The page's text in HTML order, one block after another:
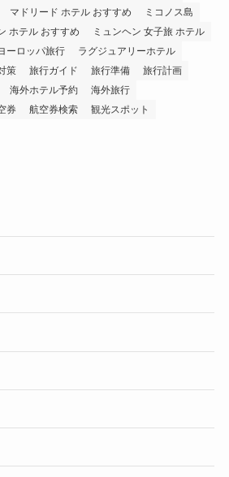
マドリード ホテル おすすめ
ミコノス島
ホテル おすすめ
ミュンヘン 女子旅 ホテル
ーロッパ旅行
ラグジュアリーホテル
策 旅行ガイド 旅行準備
旅行計画
海外ホテル予約
海外旅行
券 航空券検索
観光スポット